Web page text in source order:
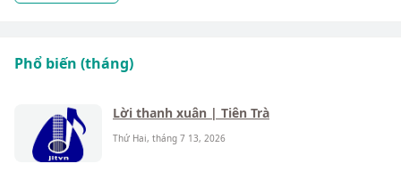
Phổ biến (tháng)
Lời thanh xuân | Tiên Trà
Thứ Hai, tháng 7 13, 2026